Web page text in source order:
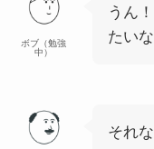
ボブ（勉強
中）
うん
たいな
それな